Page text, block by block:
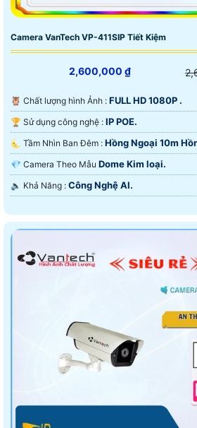
Camera VanTech VP-411SIP Tiết Kiệm
2,600,000 ₫
🦉 Chất lượng hình Ảnh : FULL HD 1080P .
🏆 Sử dụng công nghệ : IP POE.
🌜 Tầm Nhìn Ban Đêm : Hồng Ngoại 10m
💎 Camera Theo Mẫu Dome Kim loại.
️🔈 Khả Năng : Công Nghệ AI.